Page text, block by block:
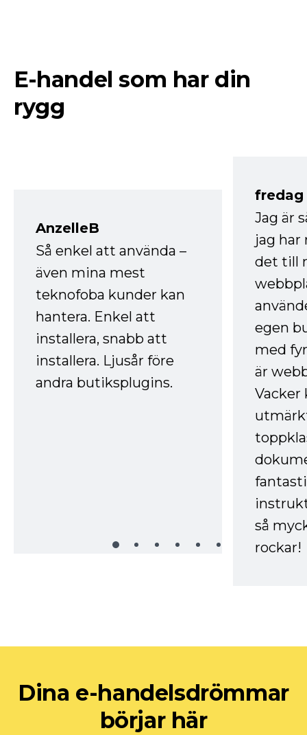
E-handel som har din
rygg
AnzelleB
Så enkel att använda –
även mina mest
teknofoba kunder kan
hantera. Enkel att
installera, snabb att
installera. Ljusår före
andra butiksplugins.
fredag
Jag är
jag
det till
egen
med
är
Vacker
så
rockar!
Dina e-handelsdrömmar
börjar här